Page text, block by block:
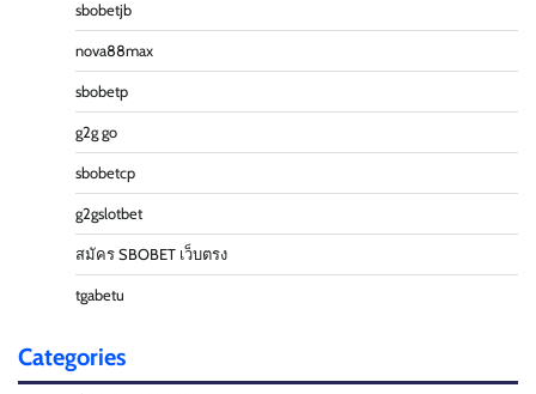
sbobetjb
nova88max
sbobetp
g2g go
sbobetcp
g2gslotbet
สมัคร SBOBET เว็บตรง
tgabetu
Categories